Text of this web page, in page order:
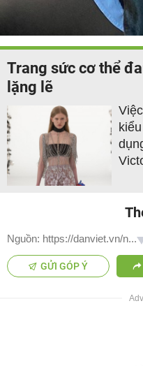
Trang sức cơ thể
lặng lẽ
Nguồn: https://danviet.vn/n...
GỬI GÓP Ý